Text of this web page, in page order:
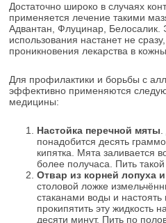
Достаточно широко в случаях
применяется лечение такими
Адвантан, Флуцинар,
использования настанет не
проникновения лекарства в
Для профилактики и борьбы с
эффективно применяются
медицины:
Настойка перечной мяты
понадобится десять
кипятка. Мята заливается
более получаса. Пить
Отвар из корней лопуха
столовой ложке
стаканами воды и
прокипятить эту жидкость
десяти минут. Пить по